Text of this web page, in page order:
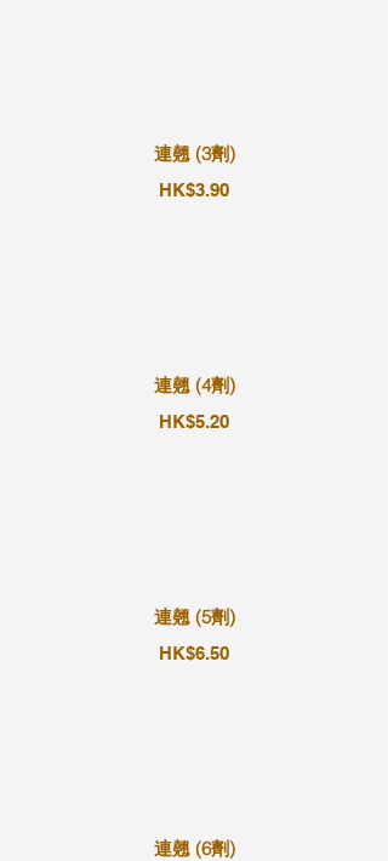
連翹 (3劑)
HK$3.90
連翹 (4劑)
HK$5.20
連翹 (5劑)
HK$6.50
連翹 (6劑)